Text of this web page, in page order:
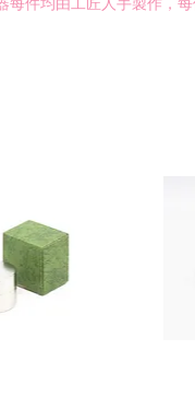
器每件均由工匠人手製作，